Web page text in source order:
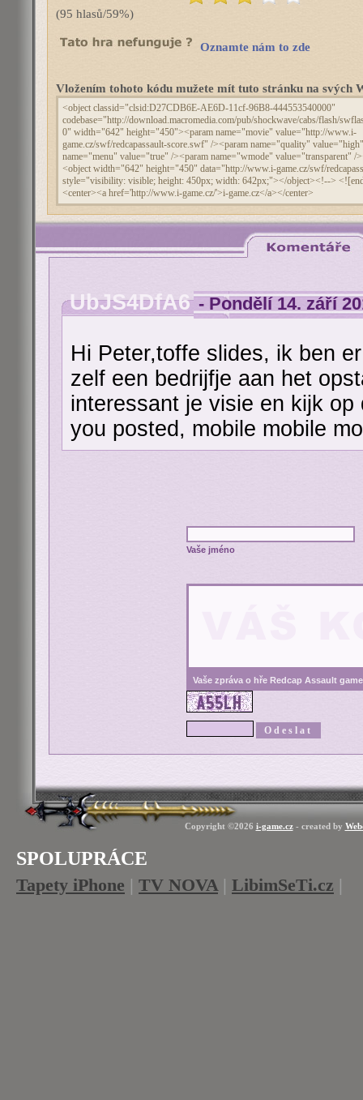
(95 hlasů/59%)
Oznamte nám to zde
Vložením tohoto kódu mužete mít tuto stránku na svých
UbJS4DfA6- Pondělí 14. září
Hi Peter,toffe slides, ik ben
zelf een bedrijfje aan het
interessant je visie en kijk
you posted, mobile mobile
Vaše jméno
Vaše zpráva o hře Redcap Assault game
Copyright ©2026 i-game.cz- created by
SPOLUPRÁCE
Tapety iPhone | TV NOVA | LibimSeTi.cz |